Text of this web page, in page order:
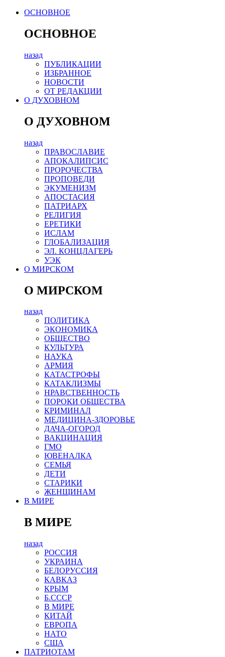
ОСНОВНОЕ
ОСНОВНОЕ
назад
ПУБЛИКАЦИИ
ИЗБРАННОЕ
НОВОСТИ
ОТ РЕДАКЦИИ
О ДУХОВНОМ
О ДУХОВНОМ
назад
ПРАВОСЛАВИЕ
АПОКАЛИПСИС
ПРОРОЧЕСТВА
ПРОПОВЕДИ
ЭКУМЕНИЗМ
АПОСТАСИЯ
ПАТРИАРХ
РЕЛИГИЯ
ЕРЕТИКИ
ИСЛАМ
ГЛОБАЛИЗАЦИЯ
ЭЛ. КОНЦЛАГЕРЬ
УЭК
О МИРСКОМ
О МИРСКОМ
назад
ПОЛИТИКА
ЭКОНОМИКА
ОБЩЕСТВО
КУЛЬТУРА
НАУКА
АРМИЯ
КАТАСТРОФЫ
КАТАКЛИЗМЫ
НРАВСТВЕННОСТЬ
ПОРОКИ ОБЩЕСТВА
КРИМИНАЛ
МЕДИЦИНА-ЗДОРОВЬЕ
ДАЧА-ОГОРОД
ВАКЦИНАЦИЯ
ГМО
ЮВЕНАЛКА
СЕМЬЯ
ДЕТИ
СТАРИКИ
ЖЕНЩИНАМ
В МИРЕ
В МИРЕ
назад
РОСCИЯ
УКРАИНА
БЕЛОРУССИЯ
КАВКАЗ
КРЫМ
Б.СССР
В МИРЕ
КИТАЙ
ЕВРОПА
НАТО
США
ПАТРИОТАМ